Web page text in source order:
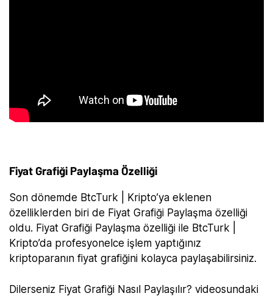
Fiyat Grafiği Paylaşma Özelliği
Son dönemde BtcTurk | Kripto’ya eklenen
özelliklerden biri de Fiyat Grafiği Paylaşma özelliği
oldu. Fiyat Grafiği Paylaşma özelliği ile BtcTurk |
Kripto’da profesyonelce işlem yaptığınız
kriptoparanın fiyat grafiğini kolayca paylaşabilirsiniz.
Dilerseniz Fiyat Grafiği Nasıl Paylaşılır? videosundaki